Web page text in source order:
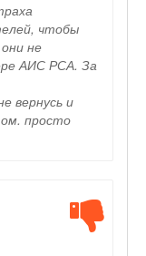
чтобы
не
АИС РСА. За
вернусь и
просто